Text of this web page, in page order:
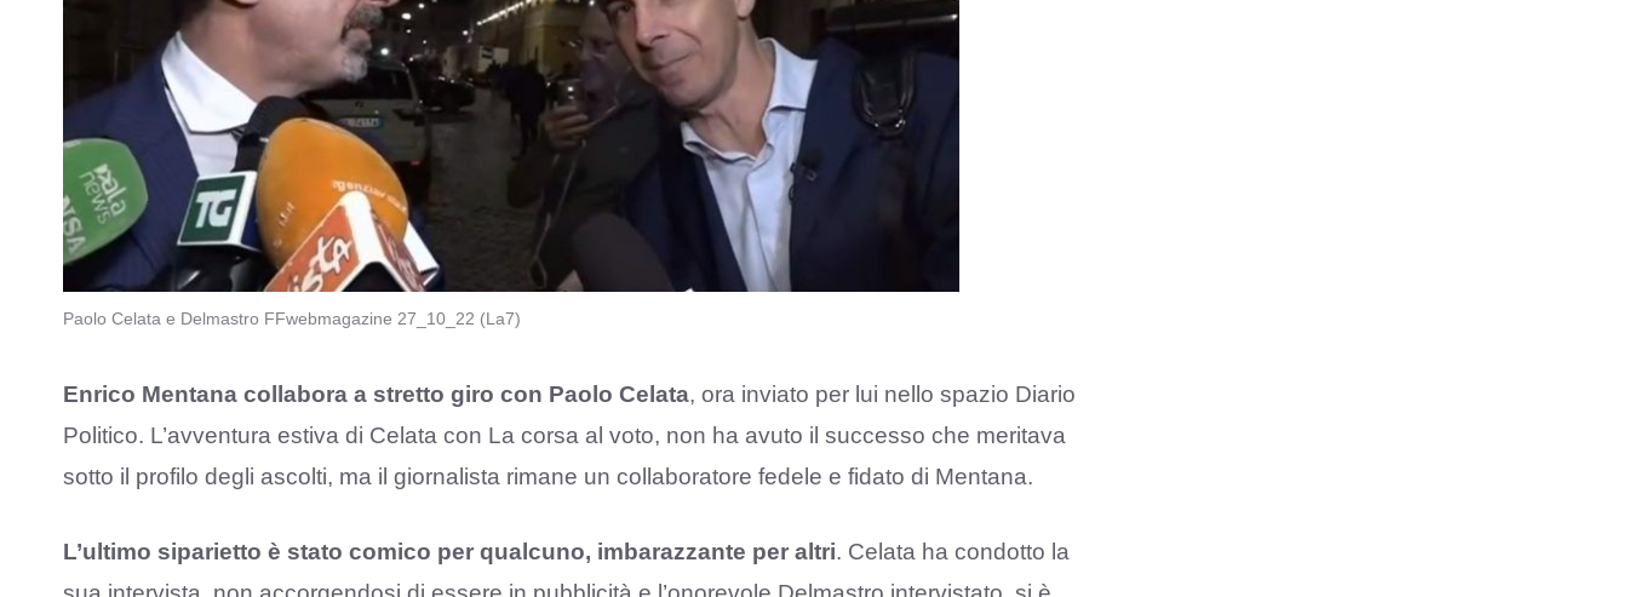
Paolo Celata e Delmastro FFwebmagazine 27_10_22 (La7)
Enrico Mentana collabora a stretto giro con Paolo Celata, ora inviato per lui nello spazio Diario
Politico. L’avventura estiva di Celata con La corsa al voto, non ha avuto il successo che meritava
sotto il profilo degli ascolti, ma il giornalista rimane un collaboratore fedele e fidato di Mentana.
L’ultimo siparietto è stato comico per qualcuno, imbarazzante per altri. Celata ha condotto la